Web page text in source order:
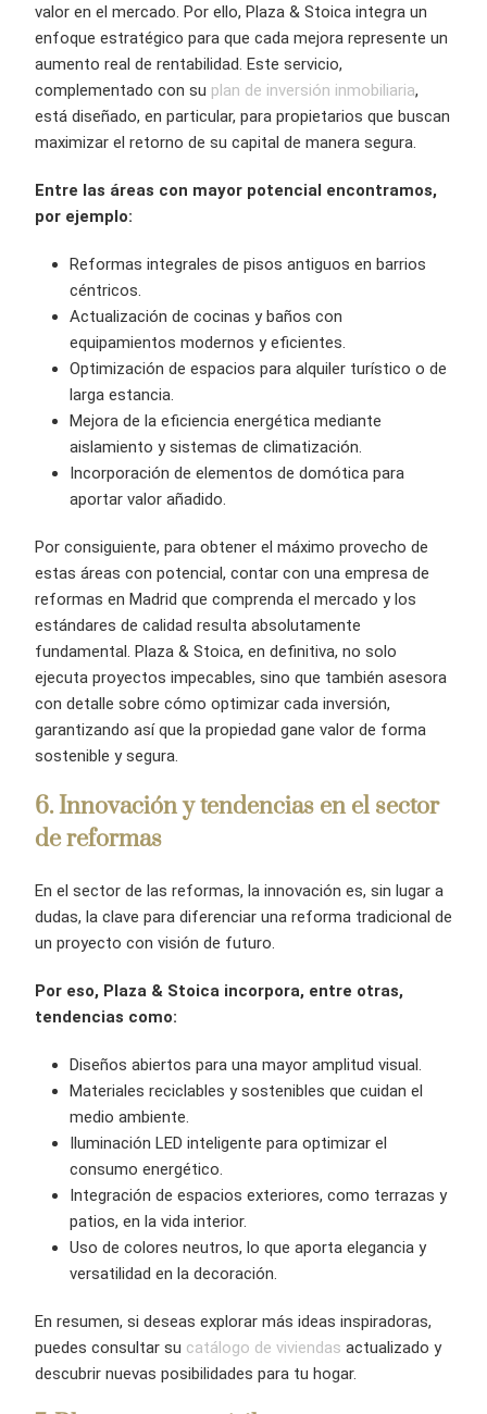
valor en el mercado. Por ello, Plaza & Stoica integra un
enfoque estratégico para que cada mejora represente un
aumento real de rentabilidad. Este servicio,
complementado con su plan de inversión inmobiliaria,
está diseñado, en particular, para propietarios que buscan
maximizar el retorno de su capital de manera segura.
Entre las áreas con mayor potencial encontramos,
por ejemplo:
Reformas integrales de pisos antiguos en barrios
céntricos.
Actualización de cocinas y baños con
equipamientos modernos y eficientes.
Optimización de espacios para alquiler turístico o de
larga estancia.
Mejora de la eficiencia energética mediante
aislamiento y sistemas de climatización.
Incorporación de elementos de domótica para
aportar valor añadido.
Por consiguiente, para obtener el máximo provecho de
estas áreas con potencial, contar con una empresa de
reformas en Madrid que comprenda el mercado y los
estándares de calidad resulta absolutamente
fundamental. Plaza & Stoica, en definitiva, no solo
ejecuta proyectos impecables, sino que también asesora
con detalle sobre cómo optimizar cada inversión,
garantizando así que la propiedad gane valor de forma
sostenible y segura.
6. Innovación y tendencias en el sector
de reformas
En el sector de las reformas, la innovación es, sin lugar a
dudas, la clave para diferenciar una reforma tradicional de
un proyecto con visión de futuro.
Por eso, Plaza & Stoica incorpora, entre otras,
tendencias como:
Diseños abiertos para una mayor amplitud visual.
Materiales reciclables y sostenibles que cuidan el
medio ambiente.
Iluminación LED inteligente para optimizar el
consumo energético.
Integración de espacios exteriores, como terrazas y
patios, en la vida interior.
Uso de colores neutros, lo que aporta elegancia y
versatilidad en la decoración.
En resumen, si deseas explorar más ideas inspiradoras,
puedes consultar su catálogo de viviendas actualizado y
descubrir nuevas posibilidades para tu hogar.